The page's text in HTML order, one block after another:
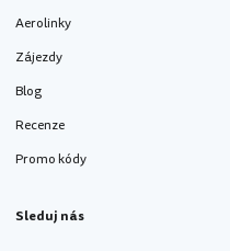
Aerolinky
Zájezdy
Blog
Recenze
Promo kódy
Sleduj nás